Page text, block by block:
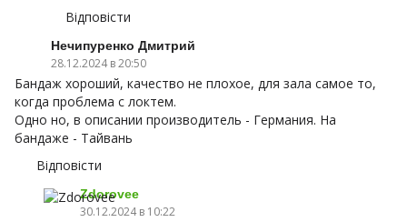
Відповісти
Нечипуренко Дмитрий
28.12.2024 в 20:50
Бандаж хороший, качество не плохое, для зала самое то,
когда проблема с локтем.
Одно но, в описании производитель - Германия. На
бандаже - Тайвань
Відповісти
Zdorovee
30.12.2024 в 10:22